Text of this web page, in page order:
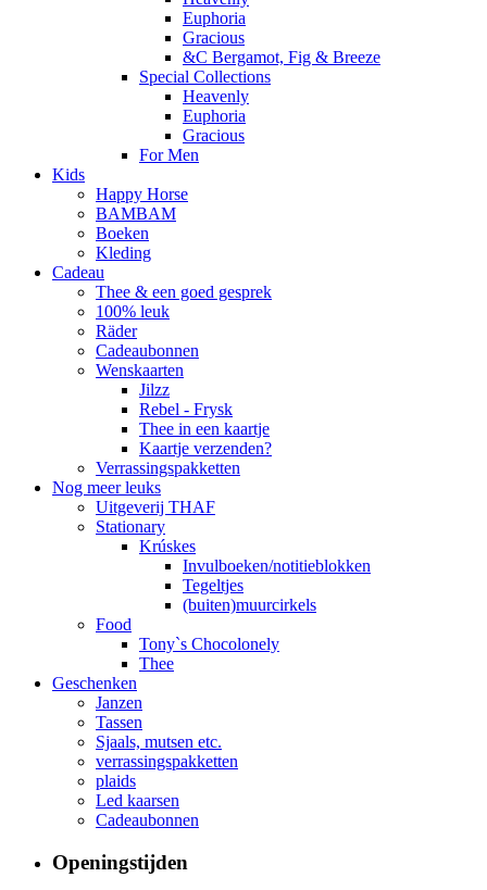
Euphoria
Gracious
&C Bergamot, Fig & Breeze
Special Collections
Heavenly
Euphoria
Gracious
For Men
Kids
Happy Horse
BAMBAM
Boeken
Kleding
Cadeau
Thee & een goed gesprek
100% leuk
Räder
Cadeaubonnen
Wenskaarten
Jilzz
Rebel - Frysk
Thee in een kaartje
Kaartje verzenden?
Verrassingspakketten
Nog meer leuks
Uitgeverij THAF
Stationary
Krúskes
Invulboeken/notitieblokken
Tegeltjes
(buiten)muurcirkels
Food
Tony`s Chocolonely
Thee
Geschenken
Janzen
Tassen
Sjaals, mutsen etc.
verrassingspakketten
plaids
Led kaarsen
Cadeaubonnen
Openingstijden